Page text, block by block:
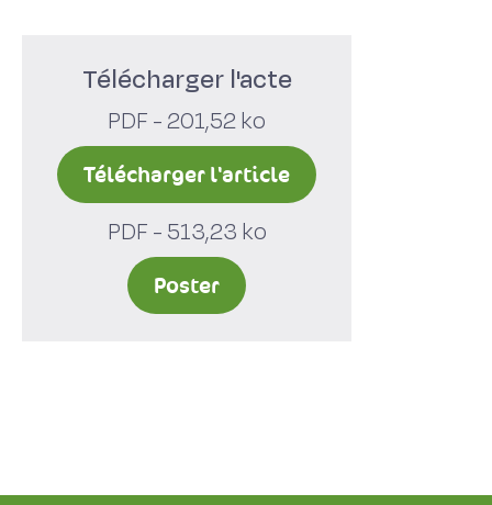
Télécharger l'acte
PDF - 201,52 ko
Télécharger l'article
PDF - 513,23 ko
Poster